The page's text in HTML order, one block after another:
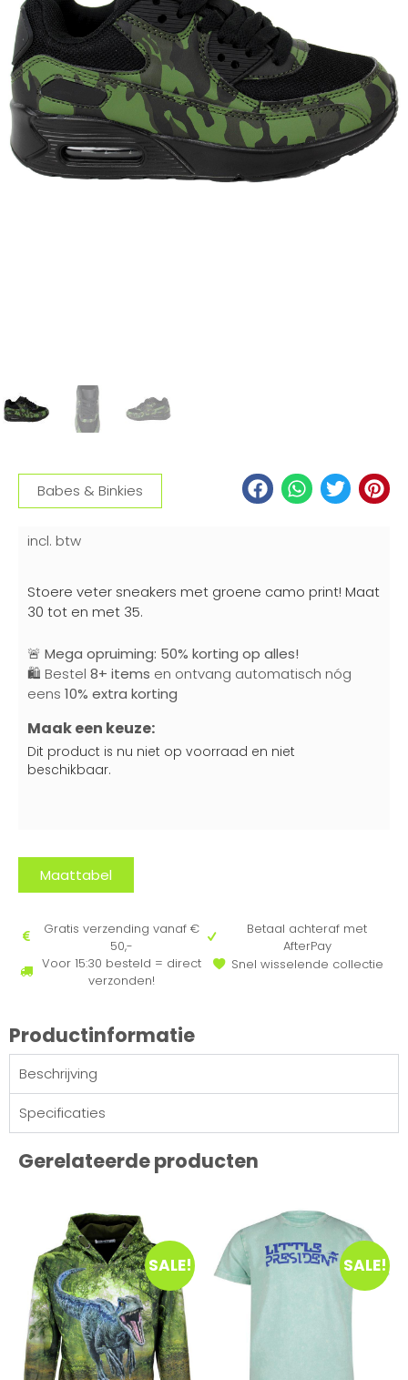
Babes & Binkies
incl. btw
Stoere veter sneakers met groene camo print! Maat
30 tot en met 35.
🚨 Mega opruiming: 50% korting op alles!
🛍️ Bestel 8+ items en ontvang automatisch nóg
eens 10% extra korting
Maak een keuze:
Dit product is nu niet op voorraad en niet
beschikbaar.
Maattabel
Gratis verzending vanaf €
50,-
Voor 15:30 besteld = direct
verzonden!
Betaal achteraf met
AfterPay
Snel wisselende collectie
Productinformatie
Beschrijving
Specificaties
Gerelateerde producten
SALE! SALE!